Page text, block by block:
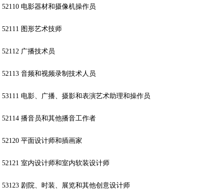
52110 电影器材和摄像机操作员
52111 图形艺术技师
52112 广播技术员
52113 音频和视频录制技术人员
53111 电影、广播、摄影和表演艺术助理和操作员
52114 播音员和其他播音工作者
52120 平面设计师和插画家
52121 室内设计师和室内软装设计师
53123 剧院、时装、展览和其他创意设计师